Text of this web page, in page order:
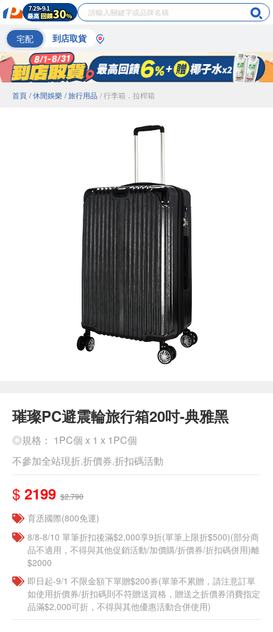
宅配 到店取貨
首頁 / 休閒娛樂 / 旅行用品 / 行李箱．拉桿箱
璀璨PC避震輪旅行箱20吋-典雅黑
◎規格： 1PC個 x 1 x 1PC個
不參加全站現折.折價券.折扣碼活動
$ 2199 $2,790
育丞國際(800免運)
8/8-8/10 單筆折扣後滿$2,000享9折(單筆上限折$500)(部分商
品不適用，不得與其他促銷活動/加價購/折價券/折扣碼併用)離
$2000
即日起-9/1 不限金額下單贈$200券(單筆不累贈，請注意訂單
如使用折價券/折扣碼則不符贈送資格，贈送之折價券消費指定
品滿$2,000可折，不得與其他優惠活動合併使用)